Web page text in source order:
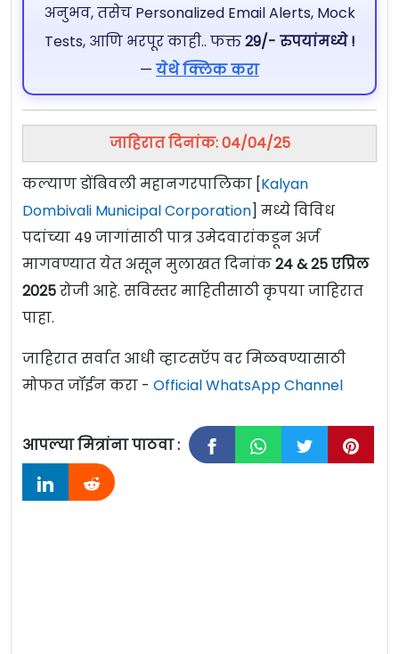
अनुभव, तसेच Personalized Email Alerts, Mock
Tests, आणि भरपूर काही.. फक्त29/- रुपयांमध्ये !
— येथे क्लिक करा
जाहिरात दिनांक: 04/04/25
कल्याण डोंबिवली महानगरपालिका [Kalyan
Dombivali Municipal Corporation] मध्ये विविध
पदांच्या 49 जागांसाठी पात्र उमेदवारांकडून अर्ज
मागवण्यात येत असून मुलाखत दिनांक24 & 25 एप्रिल
2025रोजी आहे. सविस्तर माहितीसाठी कृपया जाहिरात
पाहा.
जाहिरात सर्वात आधी व्हाटसऍप वर मिळवण्यासाठी
मोफत जॉईन करा - Official WhatsApp Channel
आपल्या मित्रांना पाठवा :